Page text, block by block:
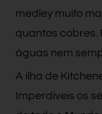
medley muito
quantos cobres.
águas nem
A ilha de
Imperdíveis os